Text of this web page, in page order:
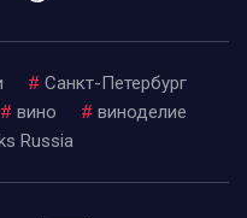
# Санкт-Петербург
# вино # виноделие
Russia